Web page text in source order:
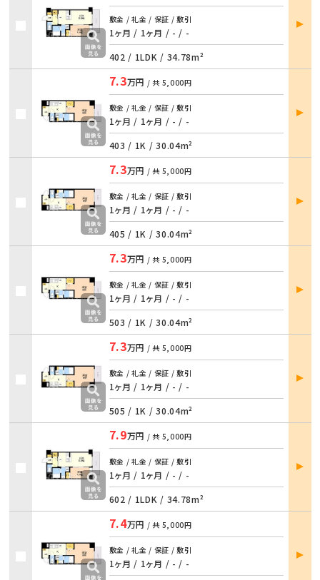
敷金 / 礼金 / 保証 / 敷引
1ヶ月 / 1ヶ月 / - / -
402 / 1LDK / 34.78m²
部屋
詳細
7.3万円 / 共 5,000円
敷金 / 礼金 / 保証 / 敷引
1ヶ月 / 1ヶ月 / - / -
403 / 1K /30.04m²
部屋
詳細
7.3万円 / 共 5,000円
敷金 / 礼金 / 保証 / 敷引
1ヶ月 / 1ヶ月 / - / -
405 / 1K /30.04m²
部屋
詳細
7.3万円 / 共 5,000円
敷金 / 礼金 / 保証 / 敷引
1ヶ月 / 1ヶ月 / - / -
503 / 1K /30.04m²
部屋
詳細
7.3万円 / 共 5,000円
敷金 / 礼金 / 保証 / 敷引
1ヶ月 / 1ヶ月 / - / -
505 / 1K /30.04m²
部屋
詳細
7.9万円 / 共 5,000円
敷金 / 礼金 / 保証 / 敷引
1ヶ月 / 1ヶ月 / - / -
602 / 1LDK / 34.78m²
部屋
詳細
7.4万円 / 共 5,000円
敷金 / 礼金 / 保証 / 敷引
1ヶ月 / 1ヶ月 / - / -
部屋
詳細